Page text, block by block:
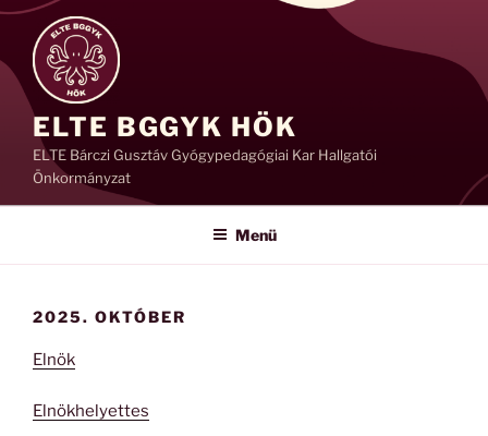
Tartalomhoz
ELTE BGGYK HÖK
ELTE Bárczi Gusztáv Gyógypedagógiai Kar Hallgatói
Önkormányzat
Menü
2025. OKTÓBER
Elnök
Elnökhelyettes